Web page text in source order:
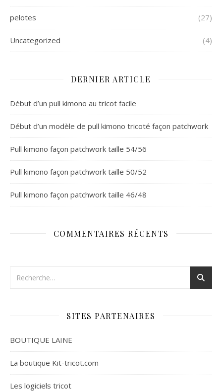
pelotes (27)
Uncategorized (4)
DERNIER ARTICLE
Début d’un pull kimono au tricot facile
Début d’un modèle de pull kimono tricoté façon patchwork
Pull kimono façon patchwork taille 54/56
Pull kimono façon patchwork taille 50/52
Pull kimono façon patchwork taille 46/48
COMMENTAIRES RÉCENTS
SITES PARTENAIRES
BOUTIQUE LAINE
La boutique Kit-tricot.com
Les logiciels tricot